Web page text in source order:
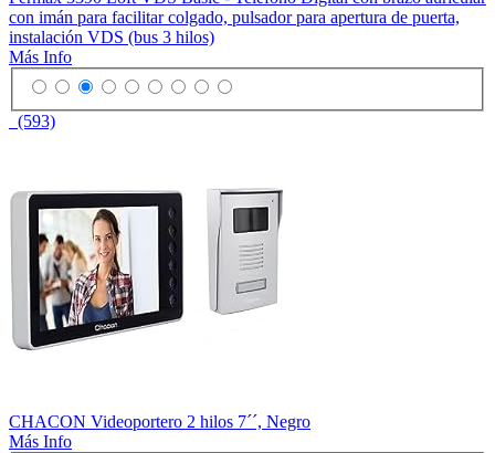
con imán para facilitar colgado, pulsador para apertura de puerta,
instalación VDS (bus 3 hilos)
Más Info
(593)
CHACON Videoportero 2 hilos 7´´, Negro
Más Info